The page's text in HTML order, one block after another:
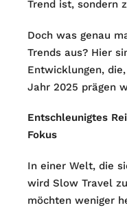
Trend ist, sondern
Doch was genau
Trends aus? Hier
Entwicklungen,
Jahr 2025 prägen
Entschleunigtes
Fokus
In einer Welt, die
wird Slow Travel
möchten weniger